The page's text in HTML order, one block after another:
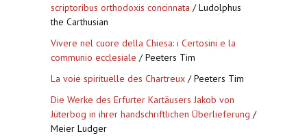
scriptoribus orthodoxis concinnata / Ludolphus
the Carthusian
Vivere nel cuore della Chiesa: i Certosini e la
communio ecclesiale / Peeters Tim
La voie spirituelle des Chartreux / Peeters Tim
Die Werke des Erfurter Kartäusers Jakob von
Jüterbog in ihrer handschriftlichen Überlieferung /
Meier Ludger